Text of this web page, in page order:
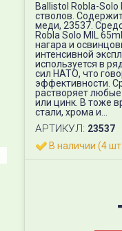
Ballistol Robla-Solo
стволов.
меди, 23537.
Robla Solo MIL
нагара и
интенсивной
используется в
сил НАТО, что
эффективности.
растворяет
или цинк. В тоже
стали, хрома и...
АРТИКУЛ: 23537
В наличии (4